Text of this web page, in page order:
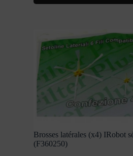
Brosses latérales (x4) IRobot
(F360250)